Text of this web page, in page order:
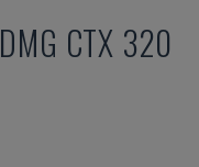
DMG CTX 320